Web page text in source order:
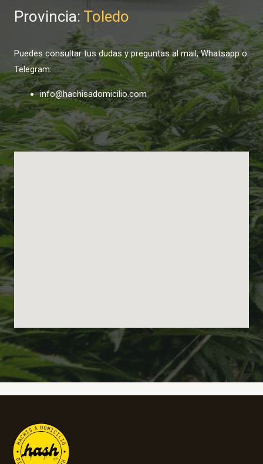
Provincia: Toledo
Puedes consultar tus dudas y preguntas al mail, Whatsapp o
Telegram:
info@hachisadomicilio.com